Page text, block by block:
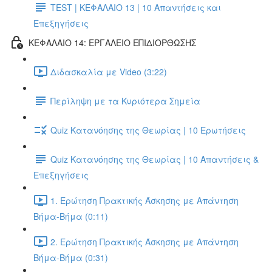
TEST | ΚΕΦΑΛΑΙΟ 13 | 10 Απαντήσεις και
Επεξηγήσεις
ΚΕΦΑΛΑΙΟ 14: ΕΡΓΑΛΕΙΟ ΕΠΙΔΙΟΡΘΩΣΗΣ
Διδασκαλία με Video (3:22)
Περίληψη με τα Κυριότερα Σημεία
Quiz Κατανόησης της Θεωρίας | 10 Ερωτήσεις
Quiz Κατανόησης της Θεωρίας | 10 Απαντήσεις &
Επεξηγήσεις
1. Ερώτηση Πρακτικής Άσκησης με Απάντηση
Βήμα-Βήμα (0:11)
2. Ερώτηση Πρακτικής Άσκησης με Απάντηση
Βήμα-Βήμα (0:31)